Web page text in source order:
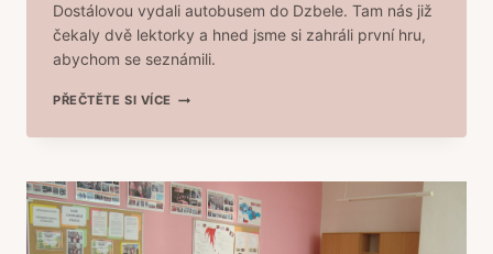
Dostálovou vydali autobusem do Dzbele. Tam nás již
čekaly dvě lektorky a hned jsme si zahráli první hru,
abychom se seznámili.
PŘEČTĚTE SI VÍCETERÉNNÍ
ŽÁKY
6.
TŘÍDY